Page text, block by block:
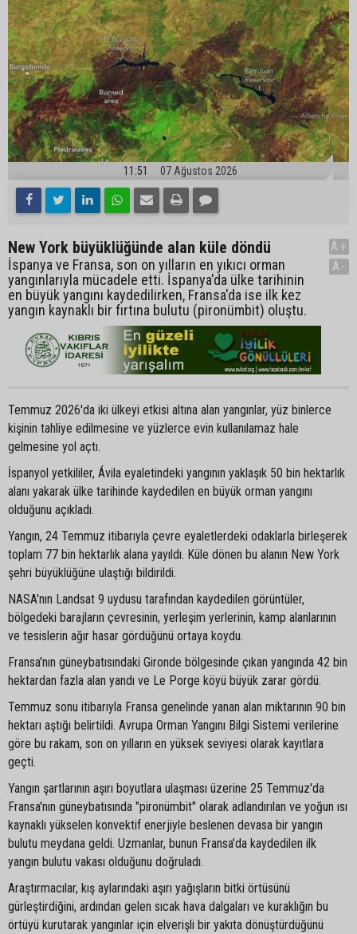
11:51 07 Ağustos 2026
New York büyüklüğünde alan küle döndü
İspanya ve Fransa, son on yılların en yıkıcı orman
yangınlarıyla mücadele etti. İspanya'da ülke tarihinin
en büyük yangını kaydedilirken, Fransa'da ise ilk kez
yangın kaynaklı bir fırtına bulutu (pironümbit) oluştu.
A+
A-
Temmuz 2026'da iki ülkeyi etkisi altına alan yangınlar, yüz binlerce
kişinin tahliye edilmesine ve yüzlerce evin kullanılamaz hale
gelmesine yol açtı.
İspanyol yetkililer, Ávila eyaletindeki yangının yaklaşık 50 bin hektarlık
alanı yakarak ülke tarihinde kaydedilen en büyük orman yangını
olduğunu açıkladı.
Yangın, 24 Temmuz itibarıyla çevre eyaletlerdeki odaklarla birleşerek
toplam 77 bin hektarlık alana yayıldı. Küle dönen bu alanın New York
şehri büyüklüğüne ulaştığı bildirildi.
NASA'nın Landsat 9 uydusu tarafından kaydedilen görüntüler,
bölgedeki barajların çevresinin, yerleşim yerlerinin, kamp alanlarının
ve tesislerin ağır hasar gördüğünü ortaya koydu.
Fransa'nın güneybatısındaki Gironde bölgesinde çıkan yangında 42 bin
hektardan fazla alan yandı ve Le Porge köyü büyük zarar gördü.
Temmuz sonu itibarıyla Fransa genelinde yanan alan miktarının 90 bin
hektarı aştığı belirtildi. Avrupa Orman Yangını Bilgi Sistemi verilerine
göre bu rakam, son on yılların en yüksek seviyesi olarak kayıtlara
geçti.
Yangın şartlarının aşırı boyutlara ulaşması üzerine 25 Temmuz'da
Fransa'nın güneybatısında "pironümbit" olarak adlandırılan ve yoğun ısı
kaynaklı yükselen konvektif enerjiyle beslenen devasa bir yangın
bulutu meydana geldi. Uzmanlar, bunun Fransa'da kaydedilen ilk
yangın bulutu vakası olduğunu doğruladı.
Araştırmacılar, kış aylarındaki aşırı yağışların bitki örtüsünü
gürleştirdiğini, ardından gelen sıcak hava dalgaları ve kuraklığın bu
örtüyü kurutarak yangınlar için elverişli bir yakıta dönüştürdüğünü